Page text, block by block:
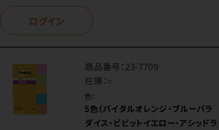
ログイン
商品番号：23-7709
在庫：○
色：
5色（バイタルオレンジ・ブルーパラ
ダイス・ビビットイエロー・アシッドラ